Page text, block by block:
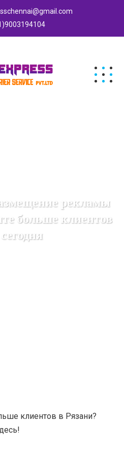
рекламы
больше клиентов
клиентов в Рязани?